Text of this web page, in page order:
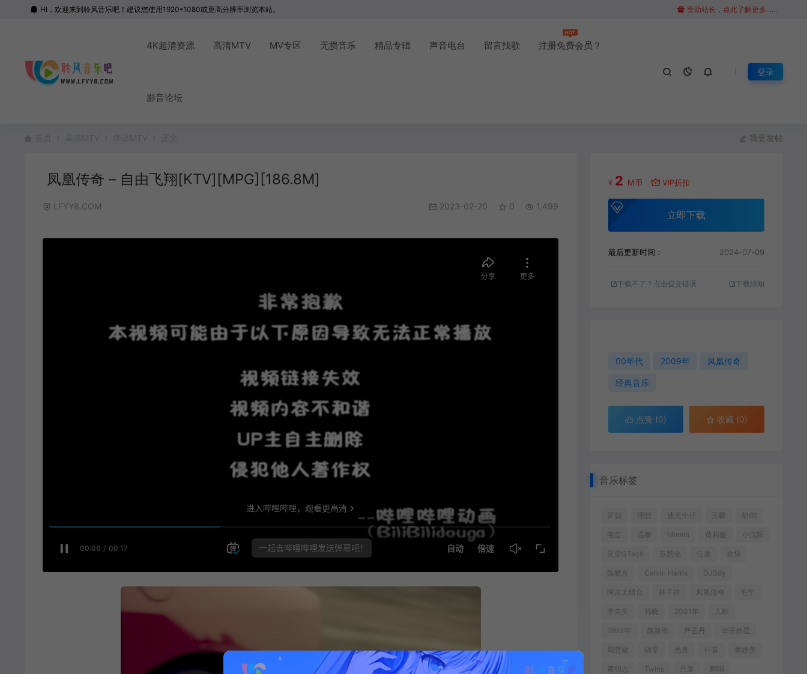
HI，欢迎来到聆风音乐吧！建议您使用1920*1080或更高分辨率浏览本站。 赞助站长，点此了解更多......
4K超清资源 高清MTV MV专区 无损音乐 精品专辑 声音电台 留言找歌 注册免费会员？
影音论坛
登录
我要发帖
凤凰传奇 – 自由飞翔[KTV][MPG][186.8M]
LFYY8.COM 2023-02-20 0 1,499
¥ 2 M币 VIP折扣
立即下载
最后更新时间： 2024-07-09
下载不了？点击提交错误 下载须知
00年代 2009年 凤凰传奇
经典音乐
点赞 (0) 收藏 (0)
音乐标签
罗聪 理想 迪克牛仔 王麟 胡66
电音 温馨 Mimmi 黄莉媛 小沈阳
灵空GTech 苏慧伦 任泉 欢快
陈晓东 Calvin Harris DJSdy
阿吉太组合 林子祥 凤凰传奇 毛宁
李尖尖 韩晓 2001年 儿歌
1993年 魏新雨 严艺丹 华语群星
周慧敏 锦零 光良 抖音 黄静美
黄明志 Twins 丹麦 翻唱